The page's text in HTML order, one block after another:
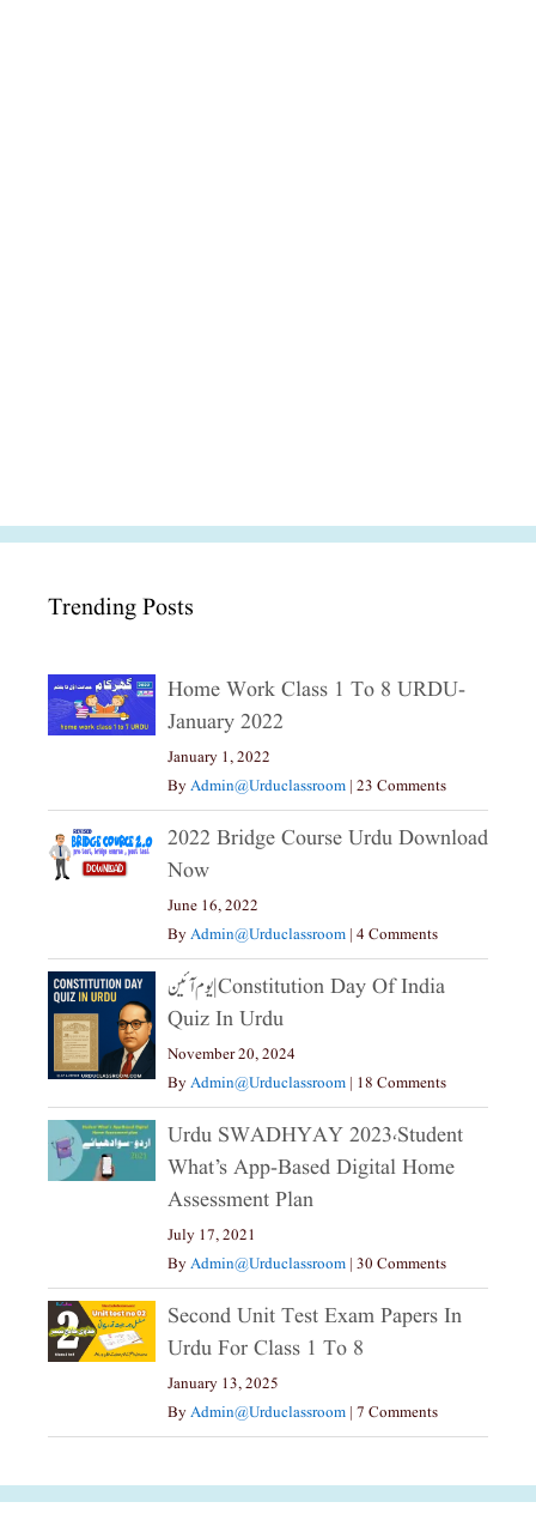
Trending Posts
Home Work Class 1 To 8 URDU-
January 2022
January 1, 2022
ByAdmin@urduclassroom | 23 Comments
2022 Bridge Course Urdu Download
Now
June 16, 2022
ByAdmin@urduclassroom | 4 Comments
یوم آئین|constitution Day Of India
Quiz In Urdu
November 20, 2024
ByAdmin@urduclassroom | 18 Comments
Urdu SWADHYAY 2023،Student
What’s App-Based Digital Home
Assessment Plan
July 17, 2021
ByAdmin@urduclassroom | 30 Comments
Second Unit Test Exam Papers In
Urdu For Class 1 To 8
January 13, 2025
ByAdmin@urduclassroom | 7 Comments